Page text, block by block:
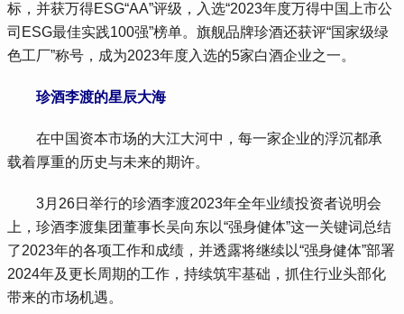
标，并获万得ESG“AA”评级，入选“2023年度万得中国上市公
司ESG最佳实践100强”榜单。旗舰品牌珍酒还获评“国家级绿
色工厂”称号，成为2023年度入选的5家白酒企业之一。
珍酒李渡的星辰大海
在中国资本市场的大江大河中，每一家企业的浮沉都承
载着厚重的历史与未来的期许。
3月26日举行的珍酒李渡2023年全年业绩投资者说明会
上，珍酒李渡集团董事长吴向东以“强身健体”这一关键词总结
了2023年的各项工作和成绩，并透露将继续以“强身健体”部署
2024年及更长周期的工作，持续筑牢基础，抓住行业头部化
带来的市场机遇。